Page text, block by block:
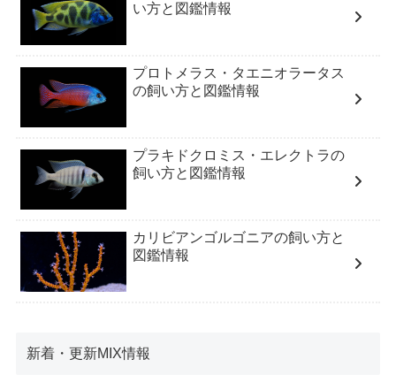
い方と図鑑情報
プロトメラス・タエニオラータス
の飼い方と図鑑情報
プラキドクロミス・エレクトラの
飼い方と図鑑情報
カリビアンゴルゴニアの飼い方と
図鑑情報
新着・更新MIX情報